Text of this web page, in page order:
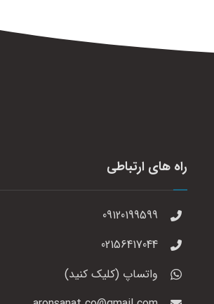
راه های ارتباطی
09120199599
02156417044
واتساپ (کلیک کنید)